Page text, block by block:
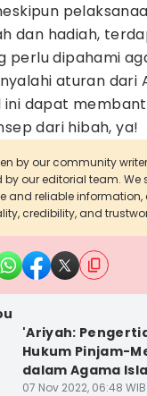
dan hadiah,
perlu dipahami
aturan dari
ini dapat
dari hibah, ya!
by our community
by our editorial team. We
and reliable information,
credibility, and
'Ariyah:
Hukum Pinjam-
dalam Agama
07 Nov 2022, 06:48 WIB